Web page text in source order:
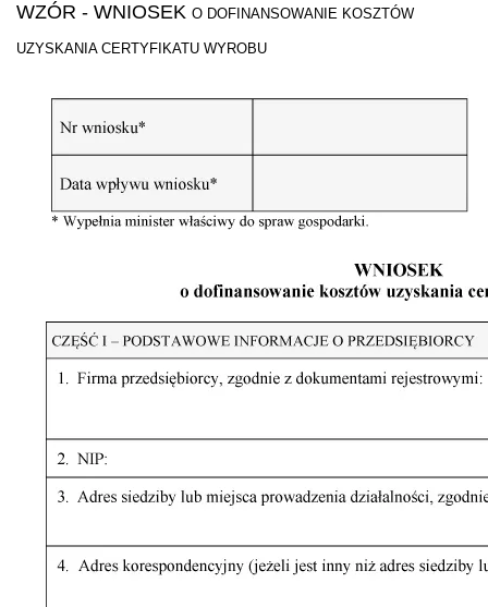
WZÓR - WNIOSEK O DOFINANSOWANIE KOSZTÓW
UZYSKANIA CERTYFIKATU WYROBU